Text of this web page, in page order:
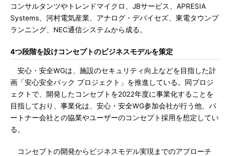
コンサルタンツやトレンドマイクロ、JBサービス、APRESIA
Systems、河村電気産業、アナログ・デバイセズ、東電タウンプ
ランニング、NEC通信システムから成る。
4つ段階を設けコンセプトのビジネスモデルを策定
安心・安全WGは、施設のセキュリティ向上などを目指した計
画「安心安全パック プロジェクト」を推進している。同プロジ
ェクトで、開発したコンセプトを2022年度に事業化することを
目指しており、事業化は、安心・安全WG参加会社が行う他、パ
ートナー会社との協業やユーザーのコンセプト採用を想定してい
る。
コンセプトの開発からビジネスモデル実現までのアプローチ